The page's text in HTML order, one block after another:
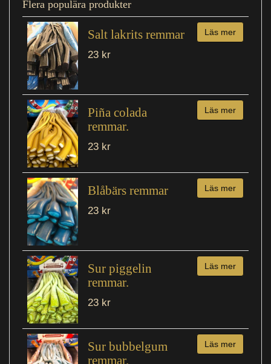
Flera populära produkter
Salt lakrits remmar
23 kr
Läs mer
Piña colada
remmar.
23 kr
Läs mer
Blåbärs remmar
23 kr
Läs mer
Sur piggelin
remmar.
23 kr
Läs mer
Sur bubbelgum
remmar.
Läs mer